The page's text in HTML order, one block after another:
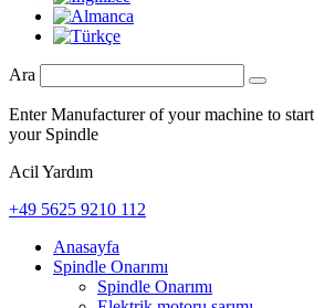
Ara
Enter Manufacturer of your machine to
your Spindle
Acil Yardım
+49 5625 9210 112
Anasayfa
Spindle Onarımı
Spindle Onarımı